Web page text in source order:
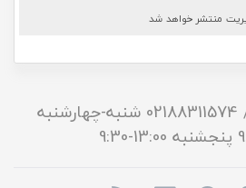
منتشر خواهد شد
09129057583 / 02188311574 شنبه-چهارشنبه